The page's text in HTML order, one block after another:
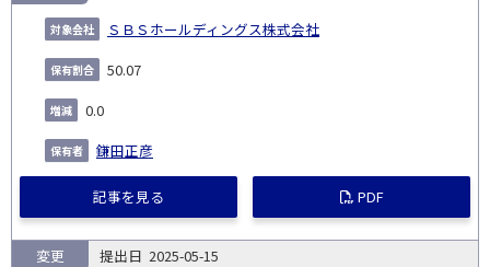
ＳＢＳホールディングス株式会社
50.07
0.0
鎌田正彦
記事を見る PDF
2025-05-15
変更